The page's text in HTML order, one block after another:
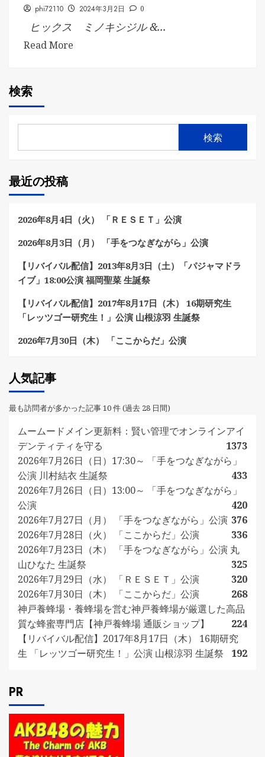
phi72110 2024年3月2日 0
ヒックス ミノキシジル &...
Read More
検索
検索
最近の投稿
2026年8月4日（火） 「ＲＥＳＥＴ」公演
2026年8月3日（月） 「手をつなぎながら」公演
【リバイバル配信】2013年8月3日（土）「パジャマドラ
イブ」18:00公演 福岡聖菜 生誕祭
【リバイバル配信】2017年8月17日（木） 16期研究生
「レッツゴー研究生！」公演 山根涼羽 生誕祭
2026年7月30日（木） 「ここからだ」公演
人気記事
最も訪問者が多かった記事 10 件 (過去 28 日間)
ムームードメイン更新料：賢い管理でオンラインアイ
デンティティを守る
1373
2026年7月26日（日）17:30～ 「手をつなぎながら」
公演 川村結衣 生誕祭
433
2026年7月26日（日）13:00～ 「手をつなぎながら」
公演
420
2026年7月27日（月） 「手をつなぎながら」公演 376
2026年7月28日（火） 「ここからだ」公演
336
2026年7月23日（木） 「手をつなぎながら」公演 丸
山ひなた 生誕祭
325
2026年7月29日（水） 「ＲＥＳＥＴ」公演
320
2026年7月30日（木） 「ここからだ」公演
268
神戸養蜂場・養蜂場を営む神戸養蜂場が厳選した高品
質な蜂蜜専門店【神戸養蜂場 通販ショップ】
224
【リバイバル配信】2017年8月17日（木） 16期研究
生 「レッツゴー研究生！」公演 山根涼羽 生誕祭
192
PR